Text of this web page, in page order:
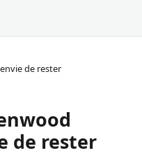
de rester
de rester